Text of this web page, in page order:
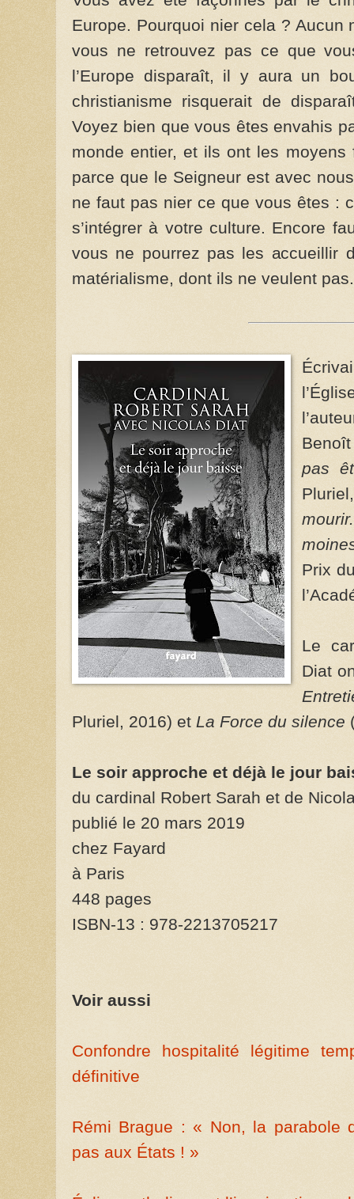
Europe. Pourquoi nier cela ?
vous ne retrou­vez pas ce que
l’Europe disparaît, il y aura un
christianisme risquerait de
Voyez bien que vous êtes envahis
monde entier, et ils ont les
parce que le Seigneur est avec
ne faut pas nier ce que vous êtes :
s’intégrer à votre culture. Encore
vous ne pourrez pas les accueillir
matérialisme, dont ils ne veulent
pas
Prix
Le
Diat
Pluriel, 2016) et La Force du silence
Le soir approche et déjà le jour
du cardinal Robert Sarah et de
publié le 20 mars 2019
chez Fayard
à Paris
448 pages
ISBN-13 : 978-2213705217
Voir aussi
Confondre hospitalité légitime
définitive
Rémi Brague : « Non, la parabole
pas aux États ! »